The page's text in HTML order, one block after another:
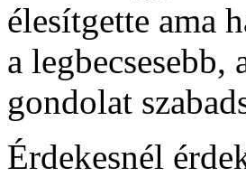
élesítgette ama
a legbecsesebb,
gondolat
Érdekesnél